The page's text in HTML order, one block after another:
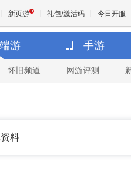
新页游 礼包/激活码 今日开服
端游 手游
怀旧频道 网游评测
料